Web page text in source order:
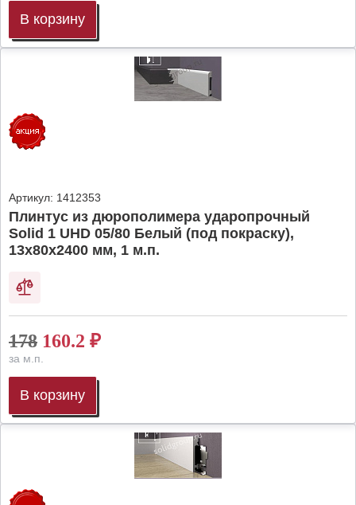
В корзину
Артикул: 1412353
Плинтус из дюрополимера ударопрочный
Solid 1 UHD 05/80 Белый (под покраску),
13х80х2400 мм, 1 м.п.
178 160.2 ₽
за м.п.
В корзину